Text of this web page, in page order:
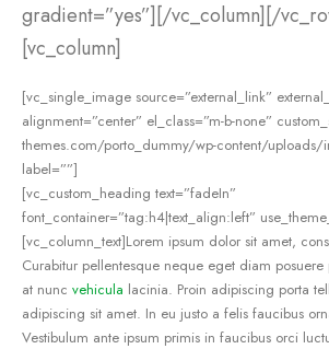
gradient=”yes”][/vc_column][/
[vc_column]
[vc_single_image source=”external_link”
alignment=”center” el_class=”m-b-none”
themes.com/porto_dummy/wp-content/
label=””]
[vc_custom_heading text=”fadeIn”
font_container=”tag:h4|text_align:left”
[vc_column_text]Lorem ipsum dolor sit amet,
Curabitur pellentesque neque eget diam
at nunc vehicula lacinia. Proin adipiscing porta
adipiscing sit amet. In eu justo a felis faucibus
Vestibulum ante ipsum primis in faucibus orci